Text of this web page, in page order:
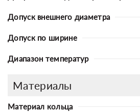
Допуск внешнего диаметра
Допуск по ширине
Диапазон температур
Материалы
Материал кольца